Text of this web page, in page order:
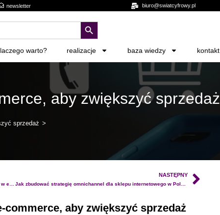
newsletter biuro@swiatcyfrowy.pl
search button
warto? realizacje baza wiedzy kontakt
aby zwiększyć sprzedaż
sprzedaż >
Sprzedaż zdalna bez doświadczenia – jak zdobyć pierwszą pracę w e-commerce w 7 krokach?
NASTĘPNY
aby zwiększyć sprzedaż